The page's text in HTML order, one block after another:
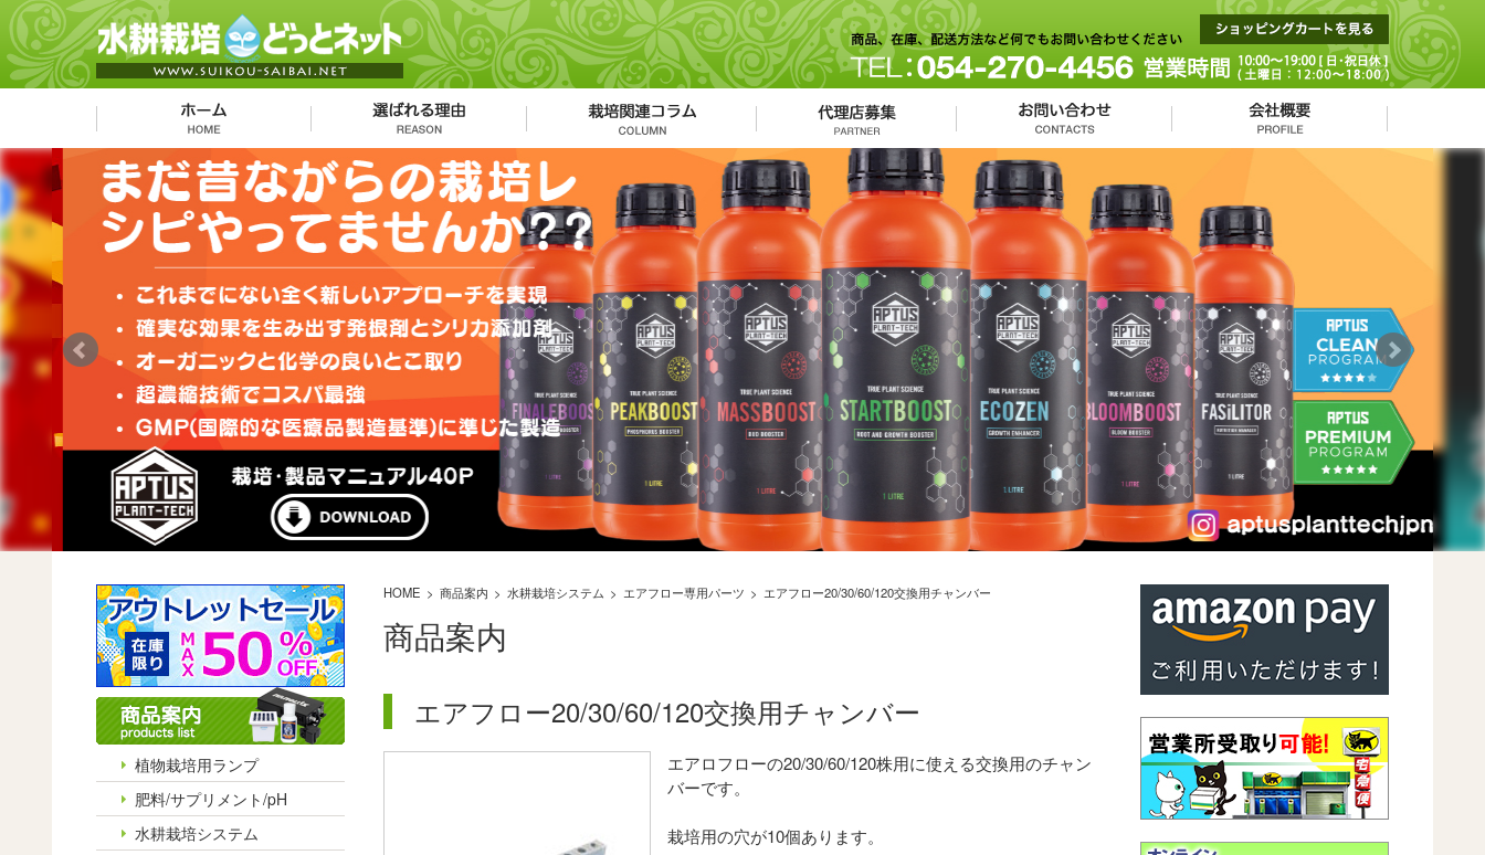
植物栽培用ランプ
肥料/サプリメント/pH
水耕栽培システム
HOME 商品案内 水耕栽培システム エアフロー専用パーツ エアフロー20/30/60/120交換用チャンバー
商品案内
エアフロー20/30/60/120交換用チャンバー
エアロフローの20/30/60/120株用に使える交換用のチャン
バーです。
栽培用の穴が10個あります。